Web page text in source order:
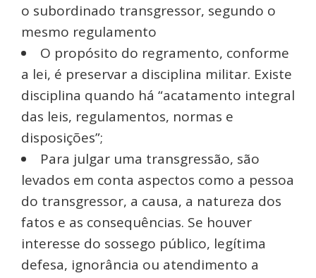
o subordinado transgressor, segundo o
mesmo regulamento
O propósito do regramento, conforme
a lei, é preservar a disciplina militar. Existe
disciplina quando há “acatamento integral
das leis, regulamentos, normas e
disposições”;
Para julgar uma transgressão, são
levados em conta aspectos como a pessoa
do transgressor, a causa, a natureza dos
fatos e as consequências. Se houver
interesse do sossego público, legítima
defesa, ignorância ou atendimento a